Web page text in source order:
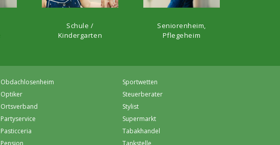
Schule /
Kindergarten
Seniorenheim,
Pflegeheim
Obdachlosenheim
Optiker
Ortsverband
Partyservice
Pasticceria
Pension
Sportwetten
Steuerberater
Stylist
Supermarkt
Tabakhandel
Tankstelle